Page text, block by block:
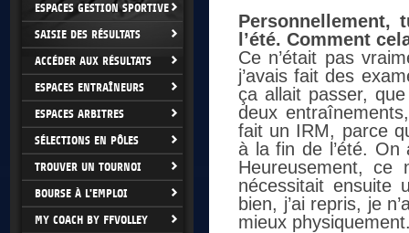
ESPACES GESTION SPORTIVE
SAISIE DES RÉSULTATS
ACCÉDER AUX RÉSULTATS
ESPACES ENTRAÎNEURS
ESPACES ARBITRES
SÉLECTIONS EN PÔLES
TROUVER UN TOURNOI
BOURSE À L'EMPLOI
MY COACH BY FFVOLLEY
Personnellement,
l’été. Comment
Ce n’était pas
j’avais fait des
ça allait passer,
deux
fait un IRM, parce
à la fin de l’été. On
Heureusement, ce
nécessitait ensuite
bien, j’ai repris, je
mieux